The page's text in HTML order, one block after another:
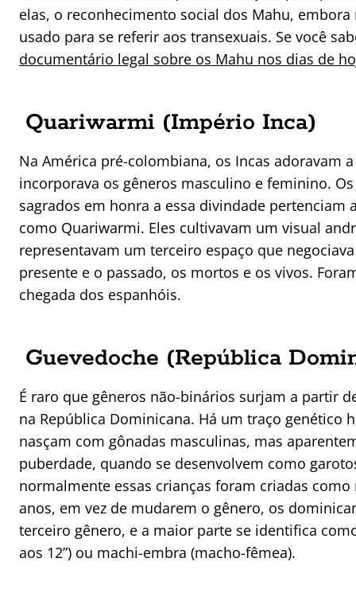
elas, o reconhecimento social dos Mahu,
usado para se referir aos transexuais. Se você
documentário legal sobre os Mahu nos dias de
Quariwarmi (Império Inca)
Na América pré-colombiana, os Incas adoravam
incorporava os gêneros masculino e feminino.
sagrados em honra a essa divindade pertenciam
como Quariwarmi. Eles cultivavam um visual
representavam um terceiro espaço que
presente e o passado, os mortos e os vivos.
chegada dos espanhóis.
Guevedoche (República
É raro que gêneros não-binários surjam a partir
na República Dominicana. Há um traço genético
nasçam com gônadas masculinas, mas
puberdade, quando se desenvolvem como
normalmente essas crianças foram criadas
anos, em vez de mudarem o gênero, os
terceiro gênero, e a maior parte se identifica
aos 12”) ou machi-embra (macho-fêmea).